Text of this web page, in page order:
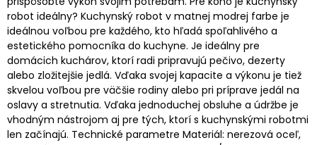
robot ideálny? Kuchynský robot v matnej modrej farbe je
ideálnou voľbou pre každého, kto hľadá spoľahlivého a
estetického pomocníka do kuchyne. Je ideálny pre
domácich kuchárov, ktorí radi pripravujú pečivo, dezerty
alebo zložitejšie jedlá. Vďaka svojej kapacite a výkonu je tiež
skvelou voľbou pre väčšie rodiny alebo pri príprave jedál na
oslavy a stretnutia. Vďaka jednoduchej obsluhe a údržbe je
vhodným nástrojom aj pre tých, ktorí s kuchynskými robotmi
len začínajú. Technické parametre Materiál: nerezová oceľ,